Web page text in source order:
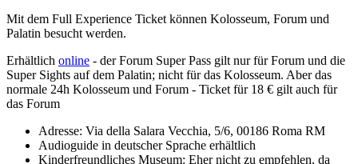
Mit dem Full Experience Ticket können Kolosseum, Forum und
Palatin besucht werden.
Erhältlich online - der Forum Super Pass gilt nur für Forum und die
Super Sights auf dem Palatin; nicht für das Kolosseum. Aber das
normale 24h Kolosseum und Forum - Ticket für 18 € gilt auch für
das Forum
Adresse: Via della Salara Vecchia, 5/6, 00186 Roma RM
Audioguide in deutscher Sprache erhältlich
Kinderfreundliches Museum: Eher nicht zu empfehlen, da